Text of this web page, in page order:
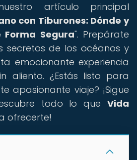
artículo principal
con Tiburones: Dónde y
Segura". Prepárate
secretos de los océanos y
emocionante experiencia
aliento. ¿Estás listo para
apasionante viaje? ¡Sigue
todo lo que Vida
ofrecerte!